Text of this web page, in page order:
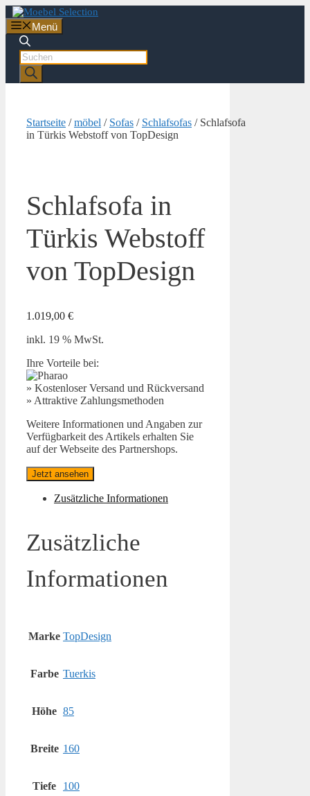
Zum
Inhalt
springen
Menü
Products
search
Startseite /möbel / Sofas / Schlafsofas / Schlafsofa
in Türkis Webstoff von TopDesign
Schlafsofa in
Türkis Webstoff
von TopDesign
1.019,00 €
inkl. 19 % MwSt.
Ihre Vorteile bei:
» Kostenloser Versand und Rückversand
» Attraktive Zahlungsmethoden
Weitere Informationen und Angaben zur
Verfügbarkeit des Artikels erhalten Sie
auf der Webseite des Partnershops.
Jetzt ansehen
Zusätzliche Informationen
Zusätzliche
Informationen
Marke TopDesign
Farbe Tuerkis
Höhe 85
Breite 160
Tiefe 100